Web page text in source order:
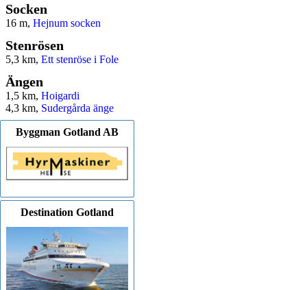
Socken
16 m, Hejnum socken
Stenrösen
5,3 km, Ett stenröse i Fole
Ängen
1,5 km, Hoigardi
4,3 km, Sudergårda änge
Byggman Gotland AB
Destination Gotland